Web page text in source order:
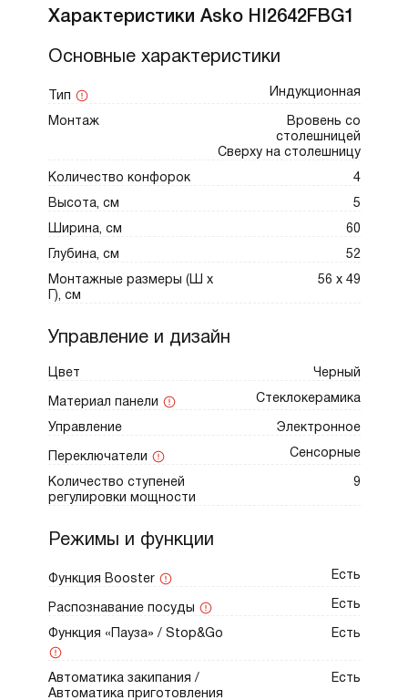
нагрев.
Устройство монтируется либо над
столешницей, либо в один уровень с ней.
Управление полностью электронное.
Сенсорные переключатели SliderTouch
позволяют поменять мощность одним
движением руки. Все данные отражаются на
ярком дисплее.
Функции и особенности
Booster. Функция быстрого нагрева
мощность зоны нагрева, чтобы
сэкономить время при приготовлении.
Это особенно удобно, если нужно
вскипятить воду на макароны или
быстро обжарить продукты на высокой
температуре.
Функция распознавания посуды. Девайс
автоматически определяет наличие и
исключая лишний расход энергии. Нагрев
окружающая поверхность остается
прохладной. Без утвари нагрев не
включится.
Функция Stop&Go. Позволяет временно
приостановить процесс готовки,
удобно, если требуется отвлечься, не
Таймер и индикация остаточного тепла.
нагрева, а индикация остаточного тепла
подскажет, когда поверхность остынет
Характеристики Asko HI2642FBG1
Основные характеристики
Тип Индукционная
Монтаж
Вровень со
столешницей
Сверху на столешницу
Количество конфорок 4
Высота, см 5
Ширина, см 60
Глубина, см 52
Монтажные размеры (Ш х
Г), см
56 х 49
Управление и дизайн
Цвет Черный
Материал панели Стеклокерамика
Управление Электронное
Переключатели Сенсорные
Количество ступеней
регулировки мощности
9
Режимы и функции
Функция Booster Есть
Распознавание посуды Есть
Функция «Пауза» / Stop&Go Есть
Автоматика закипания /
Автоматика приготовления
Есть